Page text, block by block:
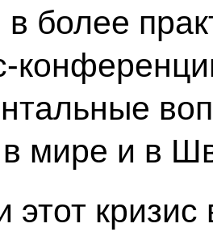
в более
мире и в
этот